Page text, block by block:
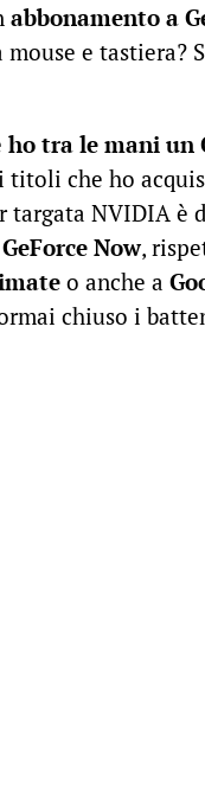
abbonamento a
e tastiera?
ho tra le mani un
che ho
NVIDIA è
Now,
o anche a
chiuso i